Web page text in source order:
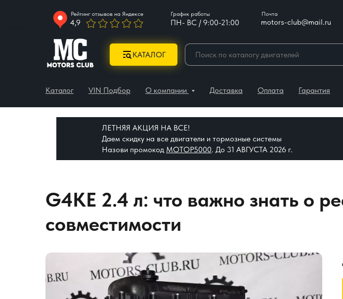
ПН- ВС / 9:00-21:00
Почта
Рейтинг отзывов на Яндексе График работы
motors-club@mail.ru
4,9
КАТАЛОГ
Каталог VIN Подбор О компании Доставка Оплата Гарантия
ЛЕТНЯЯ АКЦИЯ НА ВСЕ!
Даем скидку на все двигатели и тормозные системы
Назови промокод МОТОР5000. До 31 АВГУСТА 2026 г.
G4KE 2.4 л: что важно знать о
совместимости